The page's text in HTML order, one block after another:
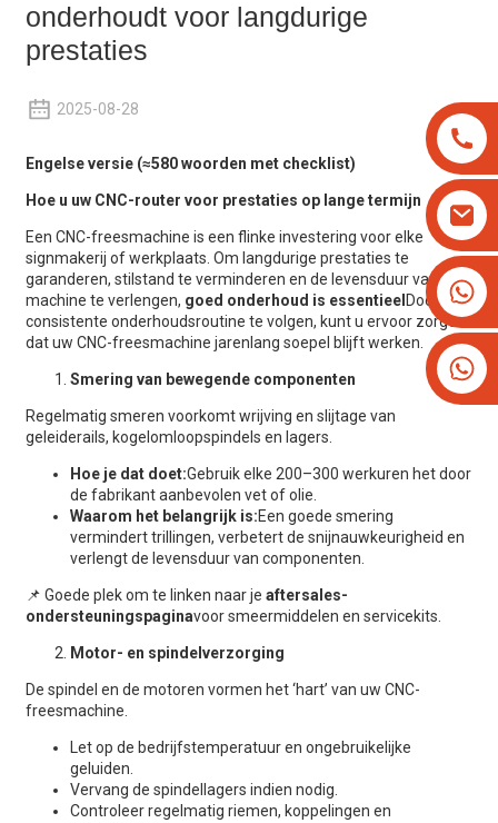
+8613825779334
+16266628193
onderhoudt voor langdurige
prestaties
2025-08-28
Engelse versie (≈580 woorden met checklist)
Hoe u uw CNC-router voor prestaties op lange termijn
Een CNC-freesmachine is een flinke investering voor elke
signmakerij of werkplaats. Om langdurige prestaties te
garanderen, stilstand te verminderen en de levensduur van uw
machine te verlengen, goed onderhoud is essentieel Door een
consistente onderhoudsroutine te volgen, kunt u ervoor zorgen
dat uw CNC-freesmachine jarenlang soepel blijft werken.
Smering van bewegende componenten
Regelmatig smeren voorkomt wrijving en slijtage van
geleiderails, kogelomloopspindels en lagers.
Hoe je dat doet:Gebruik elke 200–300 werkuren het door
de fabrikant aanbevolen vet of olie.
Waarom het belangrijk is:Een goede smering
vermindert trillingen, verbetert de snijnauwkeurigheid en
verlengt de levensduur van componenten.
📌 Goede plek om te linken naar je aftersales-
ondersteuningspaginavoor smeermiddelen en servicekits.
Motor- en spindelverzorging
De spindel en de motoren vormen het ‘hart’ van uw CNC-
freesmachine.
Let op de bedrijfstemperatuur en ongebruikelijke
geluiden.
Vervang de spindellagers indien nodig.
Controleer regelmatig riemen, koppelingen en